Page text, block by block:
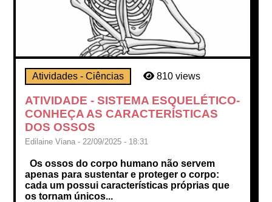
Atividades - Ciências 810 views
ATIVIDADE - SISTEMA ESQUELÉTICO-
CONHEÇA AS CARACTERÍSTICAS
DOS OSSOS
Edilaine Viana - 22/09/2025 - 18:31
Os ossos do corpo humano não servem
apenas para sustentar e proteger o corpo:
cada um possui características próprias que
os tornam únicos...